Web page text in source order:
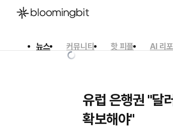
뉴스 커뮤니티 핫 피플 AI 리
유럽 은행권 "달
확보해야"